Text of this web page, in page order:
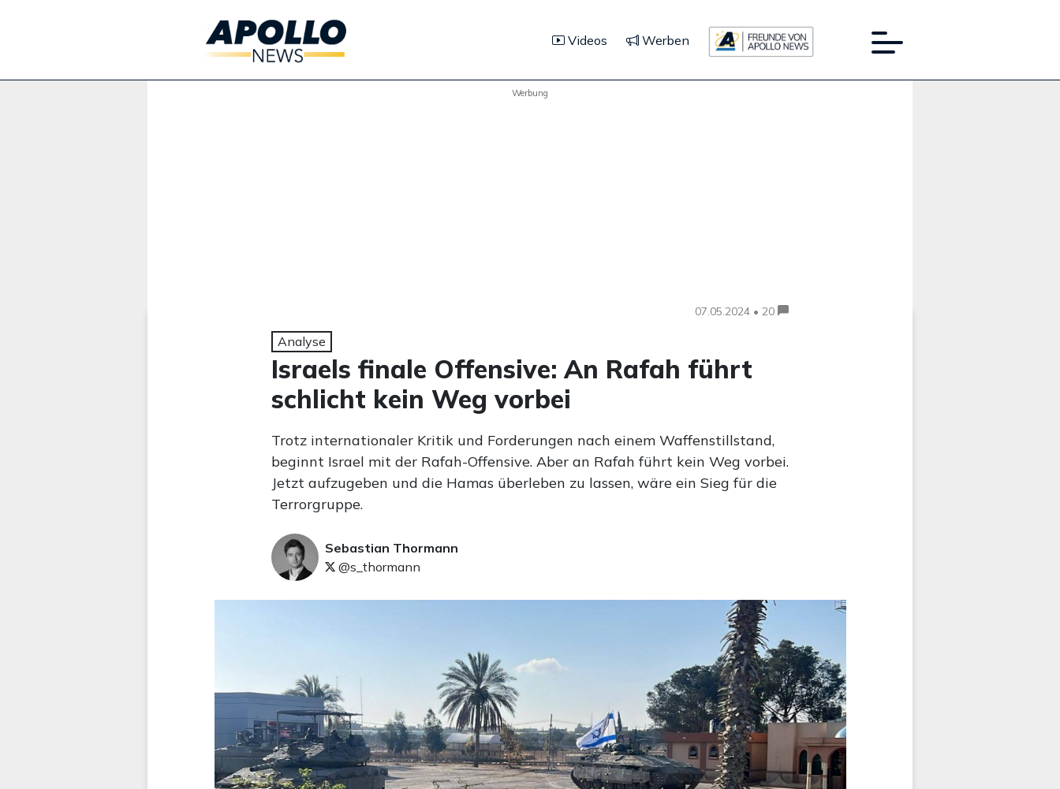
Videos Werben
Werbung
07.05.2024 • 20
Analyse
Israels finale Offensive: An Rafah führt
schlicht kein Weg vorbei
Trotz internationaler Kritik und Forderungen nach einem Waffenstillstand,
beginnt Israel mit der Rafah-Offensive. Aber an Rafah führt kein Weg vorbei.
Jetzt aufzugeben und die Hamas überleben zu lassen, wäre ein Sieg für die
Terrorgruppe.
Sebastian Thormann
@s_thormann